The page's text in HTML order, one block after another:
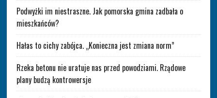
Podwyżki im niestraszne. Jak pomorska gmina zadbała o
mieszkańców?
Hałas to cichy zabójca. „Konieczna jest zmiana norm”
Rzeka betonu nie uratuje nas przed powodziami. Rządowe
plany budzą kontrowersje